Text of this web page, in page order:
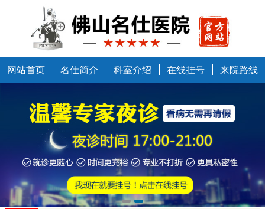
网站首页 名仕简介 科室介绍 在线挂号 来院路线
中国健康万里行走进佛山
5634 685 >